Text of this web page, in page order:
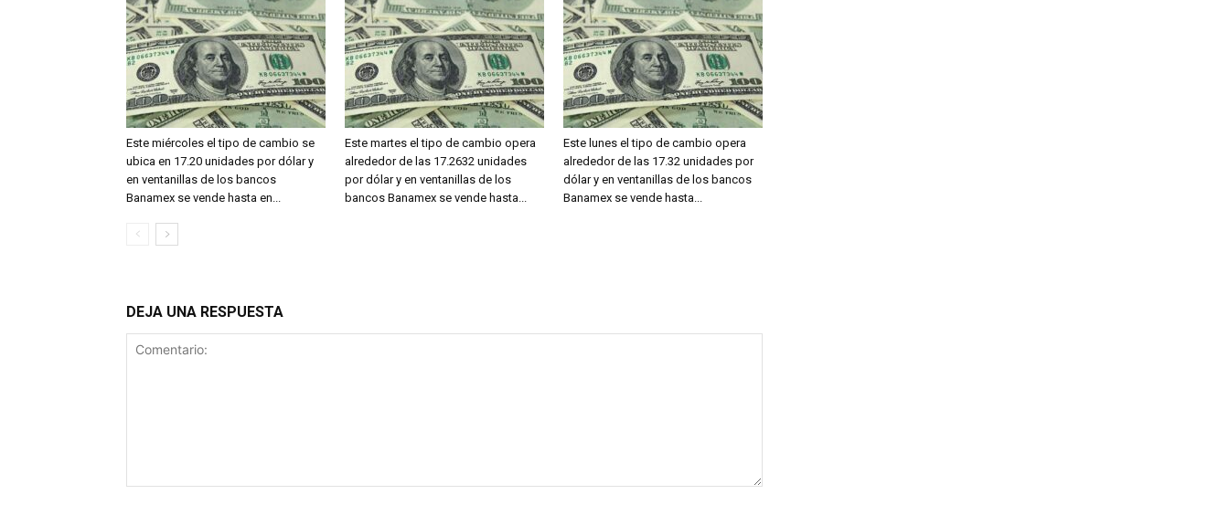
Este miércoles el tipo de cambio se
ubica en 17.20 unidades por dólar y
en ventanillas de los bancos
Banamex se vende hasta en...
Este martes el tipo de cambio opera
alrededor de las 17.2632 unidades
por dólar y en ventanillas de los
bancos Banamex se vende hasta...
Este lunes el tipo de cambio opera
alrededor de las 17.32 unidades por
dólar y en ventanillas de los bancos
Banamex se vende hasta...
DEJA UNA RESPUESTA